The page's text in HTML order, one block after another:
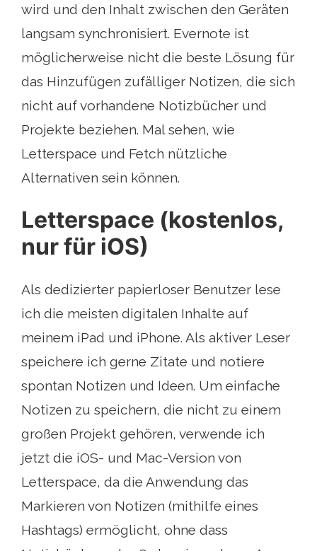
wird und den Inhalt zwischen den Geräten
langsam synchronisiert. Evernote ist
möglicherweise nicht die beste Lösung für
das Hinzufügen zufälliger Notizen, die sich
nicht auf vorhandene Notizbücher und
Projekte beziehen. Mal sehen, wie
Letterspace und Fetch nützliche
Alternativen sein können.
Letterspace (kostenlos,
nur für iOS)
Als dedizierter papierloser Benutzer lese
ich die meisten digitalen Inhalte auf
meinem iPad und iPhone. Als aktiver Leser
speichere ich gerne Zitate und notiere
spontan Notizen und Ideen. Um einfache
Notizen zu speichern, die nicht zu einem
großen Projekt gehören, verwende ich
jetzt die iOS- und Mac-Version von
Letterspace, da die Anwendung das
Markieren von Notizen (mithilfe eines
Hashtags) ermöglicht, ohne dass